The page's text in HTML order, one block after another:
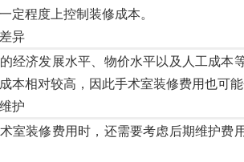
定程度上控制装修成本。
异
经济发展水平、物价水平以及人工成本
本相对较高，因此手术室装修费用也可能
护
室装修费用时，还需要考虑后期维护费